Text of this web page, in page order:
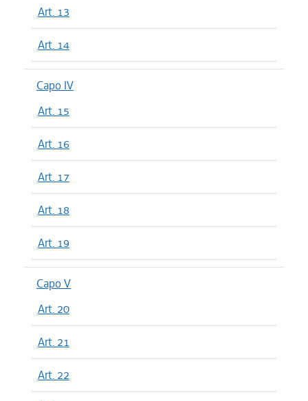
Art. 13
Art. 14
Capo IV
Art. 15
Art. 16
Art. 17
Art. 18
Art. 19
Capo V
Art. 20
Art. 21
Art. 22